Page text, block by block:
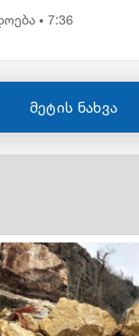
• 7:36
მეტის ნახვა